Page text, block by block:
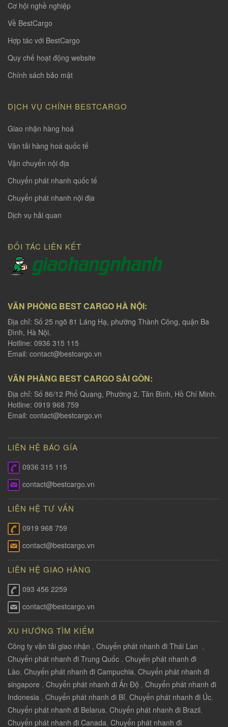
Cơ hội nghề nghiệp
Về BestCargo
Hợp tác với BestCargo
Quy chế hoạt động website
Chính sách bảo mật
DỊCH VỤ CHÍNH BESTCARGO
Giao nhận hàng hoá
Vận tải hàng hoá quốc tế
Vận chuyển nội địa
Chuyển phát nhanh quốc tế
Chuyển phát nhanh nội địa
Dịch vụ hải quan
ĐỐI TÁC LIÊN KẾT
VĂN PHÒNG BEST CARGO HÀ NỘI:
Địa chỉ: Số 25 ngõ 81 Láng Hạ, phường Thành Công, quận Ba
Đình, Hà Nội.
Hotline: 0936 315 115
Email: contact@bestcargo.vn
VĂN PHÀNG BEST CARGO SÀI GÒN:
Địa chỉ: Số 86/12 Phổ Quang, Phường 2, Tân Bình, Hồ Chí Minh.
Hotline: 0919 968 759
Email: contact@bestcargo.vn
LIÊN HỆ BÁO GÍA
0936 315 115
contact@bestcargo.vn
LIÊN HỆ TƯ VẤN
0919 968 759
contact@bestcargo.vn
LIÊN HỆ GIAO HÀNG
093 456 2259
contact@bestcargo.vn
XU HƯỚNG TÌM KIẾM
Công ty vận tải giao nhận , Chuyển phát nhanh đi Thái Lan ,
Chuyển phát nhanh đi Trung Quốc , Chuyển phát nhanh đi
Lào, Chuyển phát nhanh đi Campuchia, Chuyển phát nhanh đi
singapore , Chuyển phát nhanh đi Ấn Độ , Chuyển phát nhanh đi
Indonesia , Chuyển phát nhanh đi Bỉ, Chuyển phát nhanh đi Úc,
Chuyển phát nhanh đi Belarus, Chuyển phát nhanh đi Brazil,
Chuyển phát nhanh đi Canada, Chuyển phát nhanh đi